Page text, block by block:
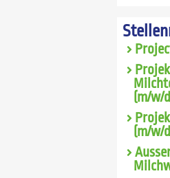
(m/w/
(m/w/